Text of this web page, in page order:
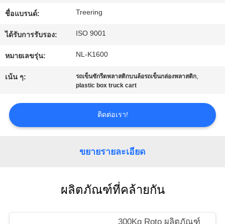
ควบคุม
คุณภาพ
ติดต่อ
เรา
เสนอ
ชื่อแบรนด์: Treering
ได้รับการรับรอง: ISO 9001
หมายเลขรุ่น: NL-K1600
เน้น ๆ: รถเข็นซักรีดพลาสติกบนล้อรถเข็นกล่องพลาสติก,
plastic box truck cart
ติดต่อเรา!
ขยายรายละเอียด
ผลิตภัณฑ์ที่คล้ายกัน
300Kg Roto ผลิตภัณฑ์